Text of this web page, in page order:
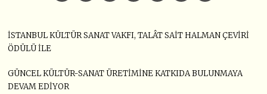
İSTANBUL KÜLTÜR SANAT VAKFI, TALÂT SAİT HALMAN ÇEVİRİ
ÖDÜLÜ İLE
GÜNCEL KÜLTÜR-SANAT ÜRETİMİNE KATKIDA BULUNMAYA
DEVAM EDİYOR